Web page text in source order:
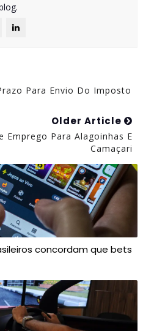
Para Envio Do Imposto
Older Article
Emprego Para Alagoinhas E
Camaçari
concordam que bets